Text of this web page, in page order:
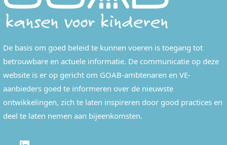
De basis om goed beleid te kunnen voeren is toegang tot
betrouwbare en actuele informatie. De communicatie op deze
website is er op gericht om GOAB-ambtenaren en VE-
aanbieders goed te informeren over de nieuwste
ontwikkelingen, zich te laten inspireren door good practices en
deel te laten nemen aan bijeenkomsten.